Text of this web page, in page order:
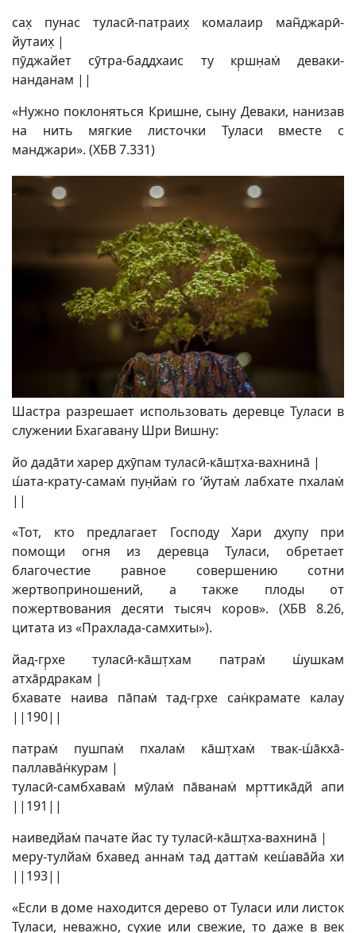
сах̣ пунас туласӣ-патраих̣ комалаир ман̃джарӣ-
йутаих̣ |
пӯджайет сӯтра-баддхаис ту кр̣шн̣ам̇ деваки-
нанданам ||
«Нужно поклоняться Кришне, сыну Деваки, нанизав
на нить мягкие листочки Туласи вместе с
манджари». (ХБВ 7.331)
Шастра разрешает использовать деревце Туласи в
служении Бхагавану Шри Вишну:
йо дадāти харер дхӯпам туласӣ-кāшт̣ха-вахнинā |
ш́ата-крату-самам̇ пун̣йам̇ го ‘йутам̇ лабхате пхалам̇
||
«Тот, кто предлагает Господу Хари дхупу при
помощи огня из деревца Туласи, обретает
благочестие равное совершению сотни
жертвоприношений, а также плоды от
пожертвования десяти тысяч коров». (ХБВ 8.26,
цитата из «Прахлада-самхиты»).
йад-гр̣хе туласӣ-кāшт̣хам патрам̇ ш́ушкам
атхāрдракам |
бхавате наива пāпам̇ тад-гр̣хе сан̇крамате калау
||190||
патрам̇ пушпам̇ пхалам̇ кāшт̣хам̇ твак-ш́āкхā-
паллавāн̇курам |
туласӣ-самбхавам̇ мӯлам̇ пāванам̇ мр̣ттикāдй апи
||191||
наиведйам̇ пачате йас ту туласӣ-кāшт̣ха-вахнинā |
меру-тулйам̇ бхавед аннам̇ тад даттам̇ кеш́авāйа хи
||193||
«Если в доме находится дерево от Туласи или листок
Туласи, неважно, сухие или свежие, то даже в век